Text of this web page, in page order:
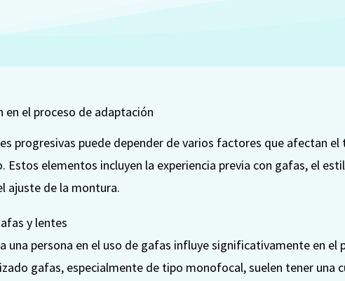
en el proceso de adaptación
progresivas puede depender de varios factores que afectan
Estos elementos incluyen la experiencia previa con gafas, el
ajuste de la montura.
y lentes
una persona en el uso de gafas influye significativamente en el
gafas, especialmente de tipo monofocal, suelen tener una